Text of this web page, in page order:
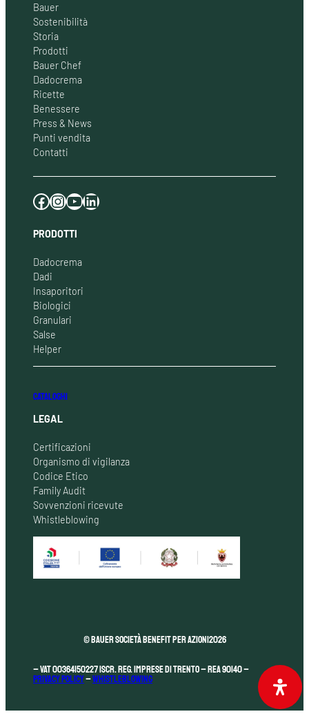
Bauer
Sostenibilità
Storia
Prodotti
Bauer Chef
Dadocrema
Ricette
Benessere
Press & News
Punti vendita
Contatti
Facebook Instagram YouTube LinkedIn
PRODOTTI
Dadocrema
Dadi
Insaporitori
Biologici
Granulari
Salse
Helper
CATALOGHI
LEGAL
Certificazioni
Organismo di vigilanza
Codice Etico
Family Audit
Sovvenzioni ricevute
Whistleblowing
© Bauer Società Benefit per Azioni2026
– VAT 00364150227 Iscr. Reg. Imprese di Trento – REA 90140 –
Privacy Policy–Whistleblowing